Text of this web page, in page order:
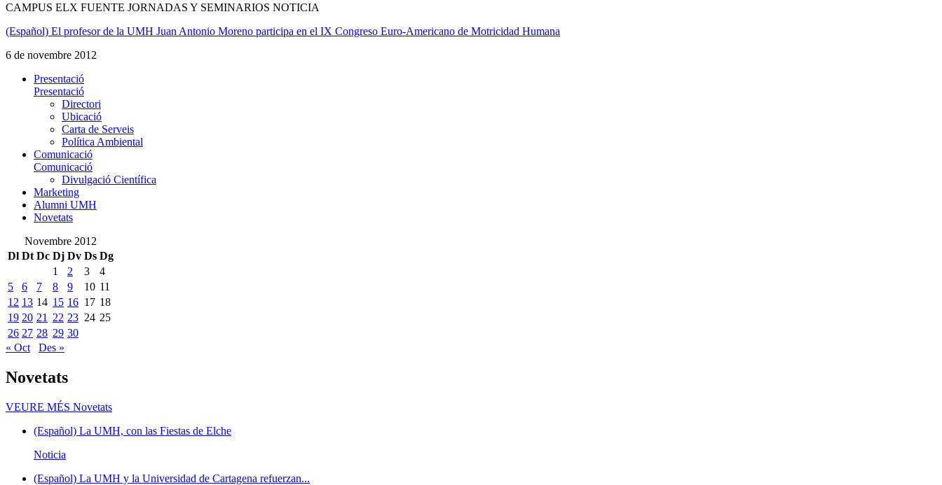
CAMPUS ELX FUENTE JORNADAS Y SEMINARIOS NOTICIA
(Español) El profesor de la UMH Juan Antonio Moreno participa en el IX Congreso Euro-Americano de Motricidad Humana
6 de novembre 2012
Presentació
Presentació
Directori
Ubicació
Carta de Serveis
Política Ambiental
Comunicació
Comunicació
Divulgació Científica
Marketing
Alumni UMH
Novetats
Novembre 2012
Dl Dt Dc Dj Dv Ds Dg
1
2 3
4
5
6 7 8 9 10 11
12 13 14 15 16 17 18
19 20 21 22 23 24 25
26 27 28 29 30
« Oct
Des »
Novetats
VEURE MÉS Novetats
(Español) La UMH, con las Fiestas de Elche
Noticia
(Español) La UMH y la Universidad de Cartagena refuerzan...